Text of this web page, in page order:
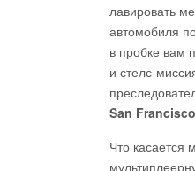
лавировать
автомобиля
в пробке вам
и стелс-
San Francisco
Что касается